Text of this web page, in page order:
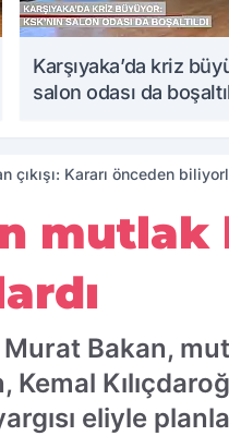
Karşıyaka’da kriz
salon odası da
çıkışı: Kararı önceden
mutlak
Murat Bakan,
Kemal
eliyle